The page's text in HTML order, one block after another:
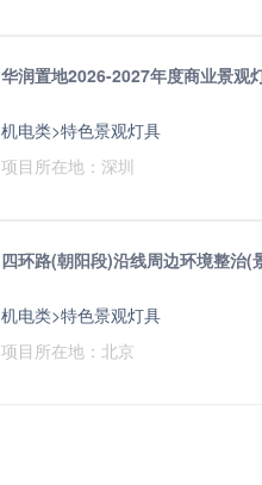
华润置地2026-2027年度商业景观
机电类>特色景观灯具
项目所在地：深圳
四环路(朝阳段)沿线周边环境整治(
机电类>特色景观灯具
项目所在地：北京